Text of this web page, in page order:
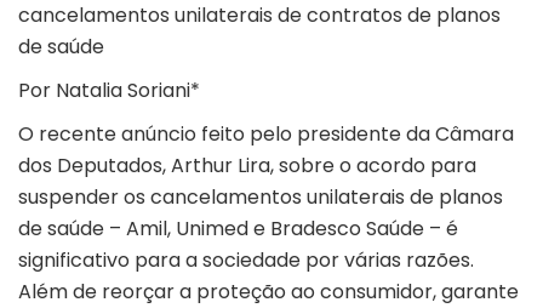
cancelamentos unilaterais de contratos de planos
de saúde
Por Natalia Soriani*
O recente anúncio feito pelo presidente da Câmara
dos Deputados, Arthur Lira, sobre o acordo para
suspender os cancelamentos unilaterais de planos
de saúde – Amil, Unimed e Bradesco Saúde – é
significativo para a sociedade por várias razões.
Além de reorçar a proteção ao consumidor, garante